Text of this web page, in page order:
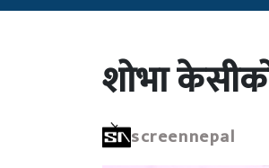
शोभा
screennepal